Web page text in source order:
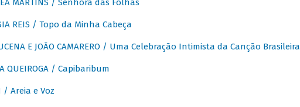
MARTINS / Senhora das Folhas
REIS / Topo da Minha Cabeça
E JOÃO CAMARERO / Uma Celebração Intimista da Canção Brasileira
QUEIROGA / Capibaribum
/ Areia e Voz